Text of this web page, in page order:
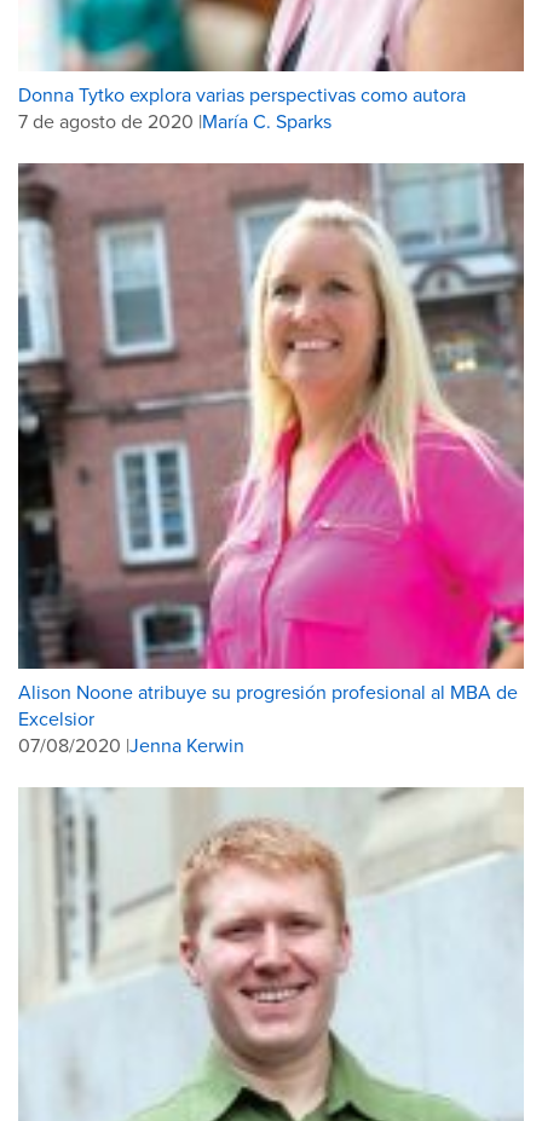
Donna Tytko explora varias perspectivas como autora
7 de agosto de 2020 |María C. Sparks
Alison Noone atribuye su progresión profesional al MBA de
Excelsior
07/08/2020 |Jenna Kerwin